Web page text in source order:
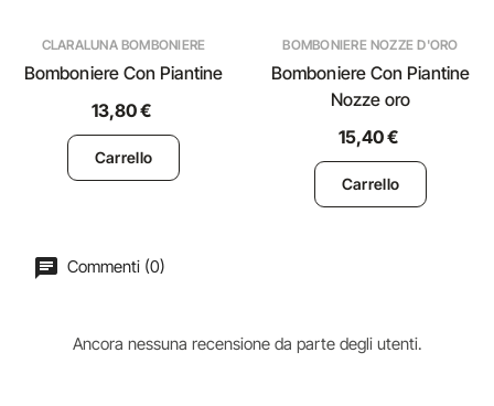
CLARALUNA BOMBONIERE
Bomboniere Con Piantine
13,80 €
Carrello
BOMBONIERE NOZZE D'ORO
Bomboniere Con Piantine
Nozze oro
15,40 €
Carrello
Commenti (0)
Ancora nessuna recensione da parte degli utenti.